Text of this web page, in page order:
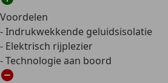
Voordelen
- Indrukwekkende geluidsisolatie
- Elektrisch rijplezier
- Technologie aan boord